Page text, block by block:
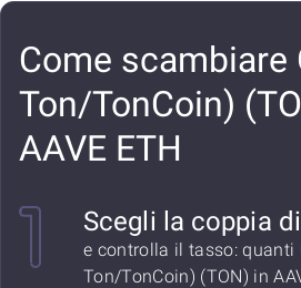
Come scambiare
Ton/TonCoin)
AAVE ETH
Scegli la coppia
e controlla il tasso: quanti
Ton/TonCoin) (TON) in